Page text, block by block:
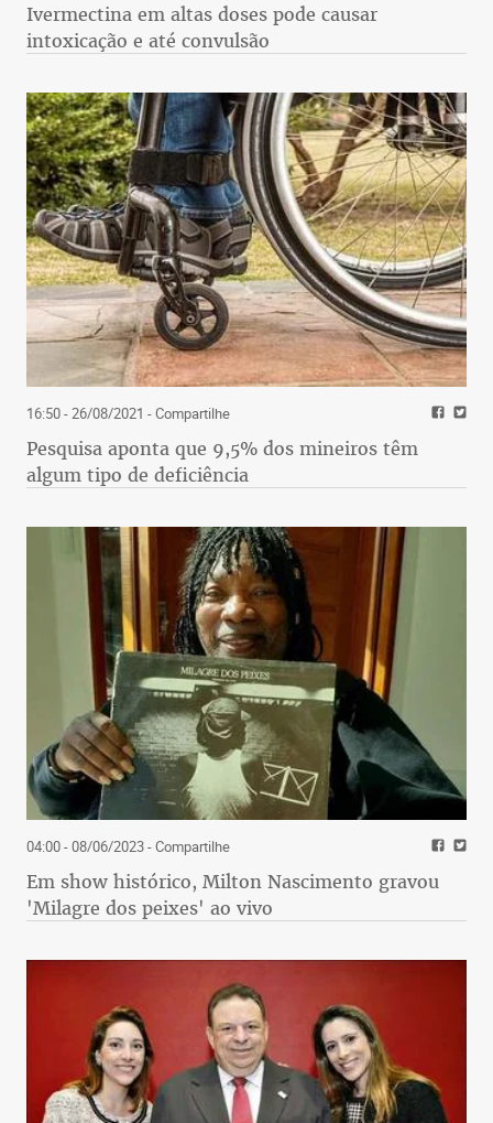
Ivermectina em altas doses pode causar
intoxicação e até convulsão
16:50 - 26/08/2021 - Compartilhe
Pesquisa aponta que 9,5% dos mineiros têm
algum tipo de deficiência
04:00 - 08/06/2023- Compartilhe
Em show histórico, Milton Nascimento gravou
'Milagre dos peixes' ao vivo